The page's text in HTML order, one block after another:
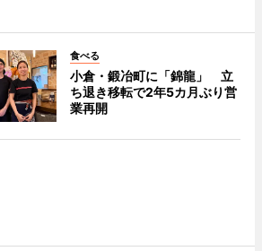
食べる
小倉・鍛冶町に「錦龍」 立
ち退き移転で2年5カ月ぶり営
業再開